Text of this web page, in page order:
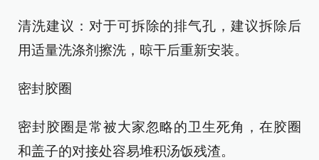
清洗建议：对于可拆除的排气孔，建议拆除后
用适量洗涤剂擦洗，晾干后重新安装。
密封胶圈
密封胶圈是常被大家忽略的卫生死角，在胶圈
和盖子的对接处容易堆积汤饭残渣。